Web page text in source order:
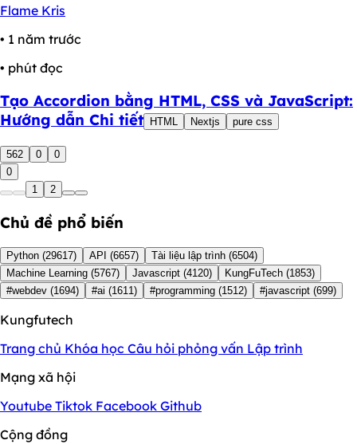
Flame Kris
• 1 năm trước
• phút đọc
Tạo Accordion bằng HTML, CSS và JavaScript:
Hướng dẫn Chi tiết
HTML Nextjs pure css
562 0
0
0
1
2
Chủ đề phổ biến
Python (29617) API (6657) Tài liệu lập trình (6504)
Machine Learning (5767) Javascript (4120) KungFuTech (1853)
#webdev (1694) #ai (1611) #programming (1512) #javascript (699)
Kungfutech
Trang chủ Khóa học Câu hỏi phỏng vấn Lập trình
Mạng xã hội
Youtube Tiktok Facebook Github
Cộng đồng